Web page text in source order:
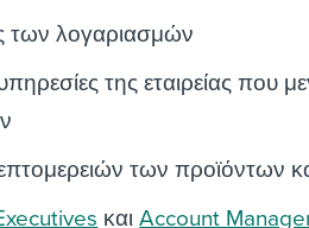
των λογαριασμών
της εταιρείας που
των προϊόντων
καιAccount